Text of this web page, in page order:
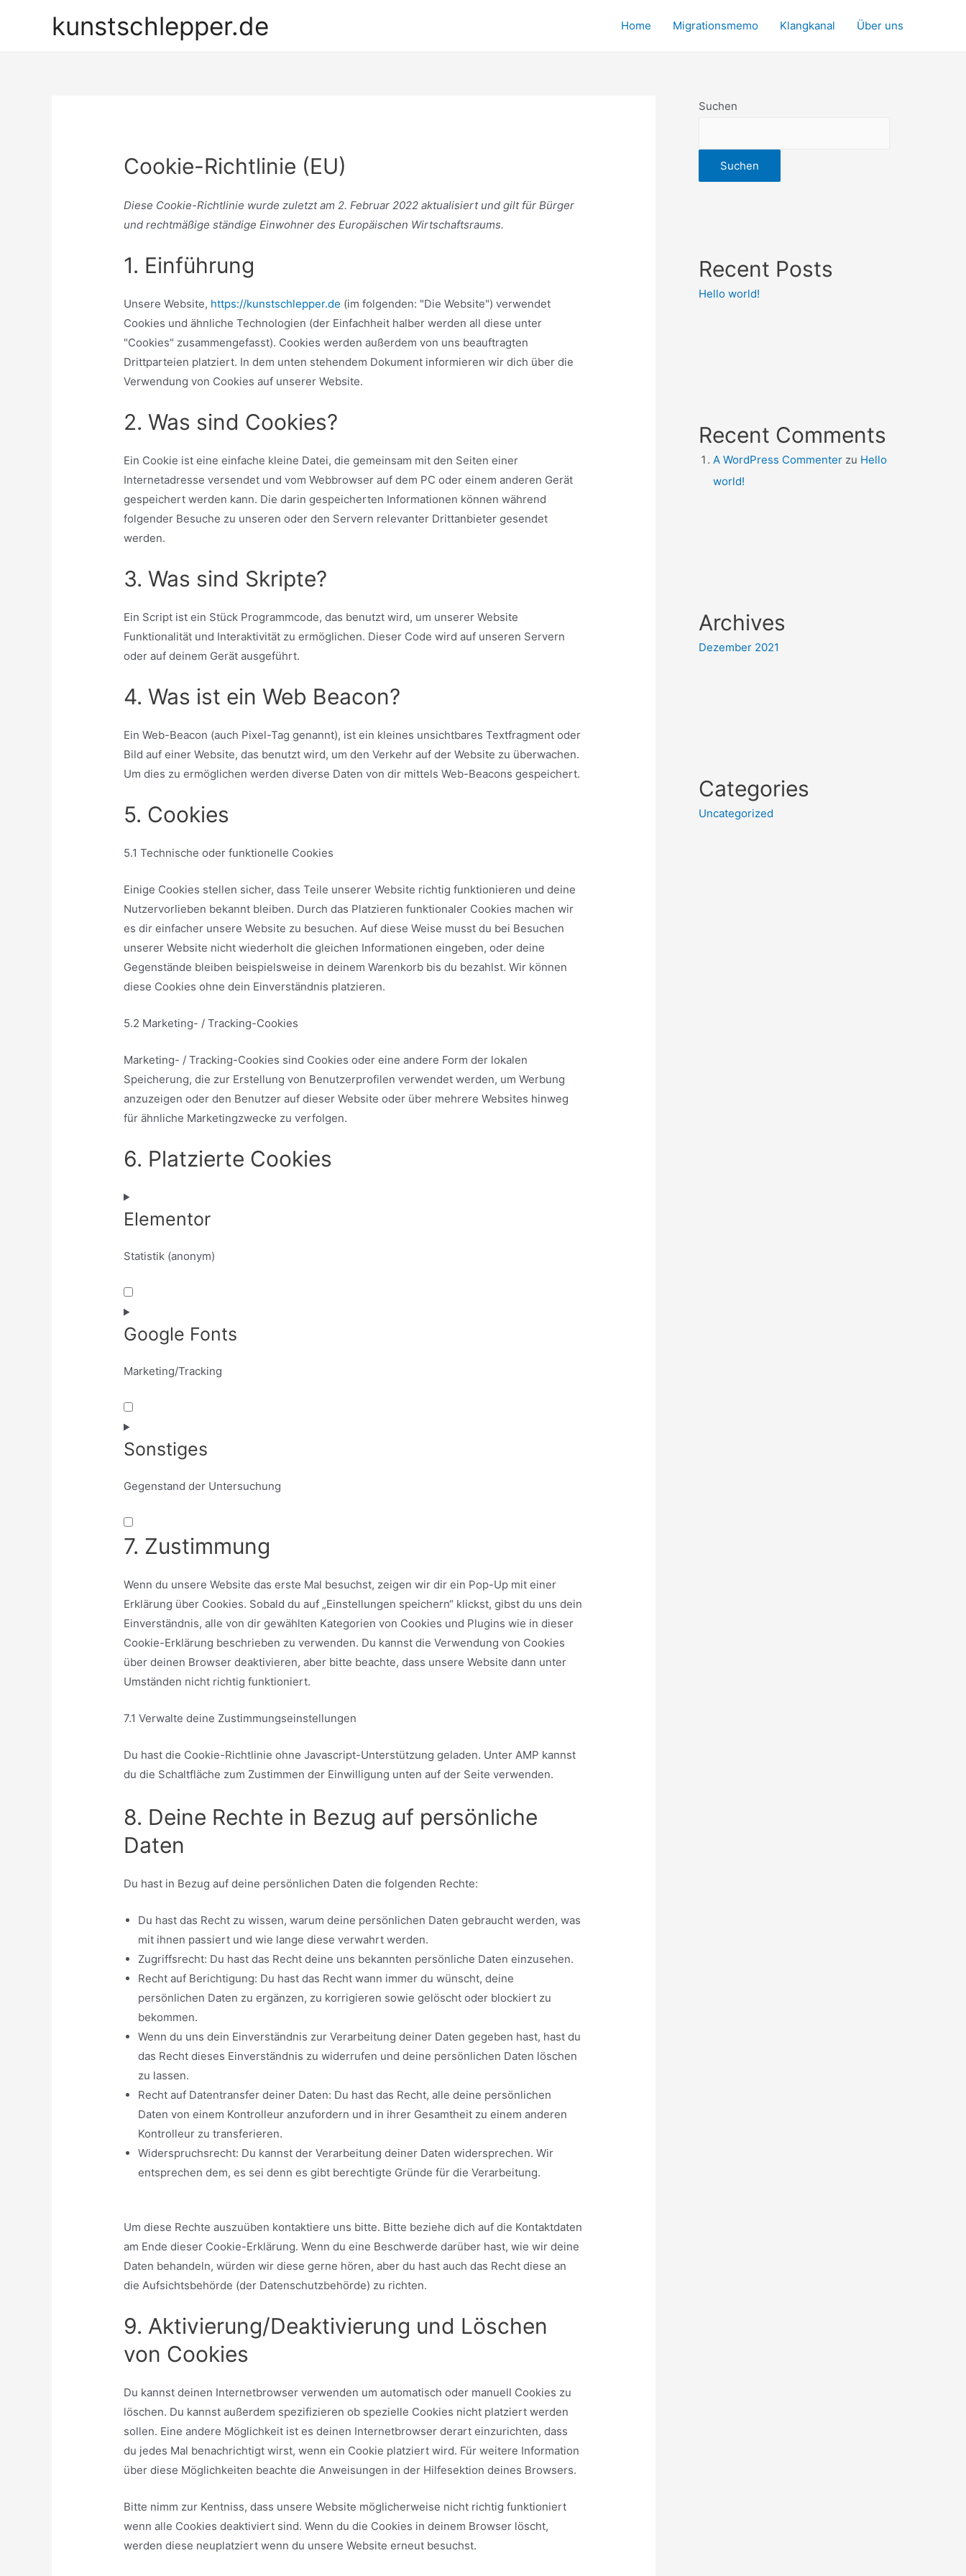
kunstschlepper.de Home Migrationsmemo Klangkanal Über uns
Cookie-Richtlinie (EU)
Diese Cookie-Richtlinie wurde zuletzt am 2. Februar 2022 aktualisiert und gilt für Bürger
und rechtmäßige ständige Einwohner des Europäischen Wirtschaftsraums.
1. Einführung
Unsere Website, https://kunstschlepper.de (im folgenden: "Die Website") verwendet
Cookies und ähnliche Technologien (der Einfachheit halber werden all diese unter
"Cookies" zusammengefasst). Cookies werden außerdem von uns beauftragten
Drittparteien platziert. In dem unten stehendem Dokument informieren wir dich über die
Verwendung von Cookies auf unserer Website.
2. Was sind Cookies?
Ein Cookie ist eine einfache kleine Datei, die gemeinsam mit den Seiten einer
Internetadresse versendet und vom Webbrowser auf dem PC oder einem anderen Gerät
gespeichert werden kann. Die darin gespeicherten Informationen können während
folgender Besuche zu unseren oder den Servern relevanter Drittanbieter gesendet
werden.
3. Was sind Skripte?
Ein Script ist ein Stück Programmcode, das benutzt wird, um unserer Website
Funktionalität und Interaktivität zu ermöglichen. Dieser Code wird auf unseren Servern
oder auf deinem Gerät ausgeführt.
4. Was ist ein Web Beacon?
Ein Web-Beacon (auch Pixel-Tag genannt), ist ein kleines unsichtbares Textfragment oder
Bild auf einer Website, das benutzt wird, um den Verkehr auf der Website zu überwachen.
Um dies zu ermöglichen werden diverse Daten von dir mittels Web-Beacons gespeichert.
5. Cookies
5.1 Technische oder funktionelle Cookies
Einige Cookies stellen sicher, dass Teile unserer Website richtig funktionieren und deine
Nutzervorlieben bekannt bleiben. Durch das Platzieren funktionaler Cookies machen wir
es dir einfacher unsere Website zu besuchen. Auf diese Weise musst du bei Besuchen
unserer Website nicht wiederholt die gleichen Informationen eingeben, oder deine
Gegenstände bleiben beispielsweise in deinem Warenkorb bis du bezahlst. Wir können
diese Cookies ohne dein Einverständnis platzieren.
5.2 Marketing- / Tracking-Cookies
Marketing- / Tracking-Cookies sind Cookies oder eine andere Form der lokalen
Speicherung, die zur Erstellung von Benutzerprofilen verwendet werden, um Werbung
anzuzeigen oder den Benutzer auf dieser Website oder über mehrere Websites hinweg
für ähnliche Marketingzwecke zu verfolgen.
6. Platzierte Cookies
Elementor
Statistik (anonym)
Google Fonts
Marketing/Tracking
Sonstiges
Gegenstand der Untersuchung
7. Zustimmung
Wenn du unsere Website das erste Mal besuchst, zeigen wir dir ein Pop-Up mit einer
Erklärung über Cookies. Sobald du auf „Einstellungen speichern“ klickst, gibst du uns dein
Einverständnis, alle von dir gewählten Kategorien von Cookies und Plugins wie in dieser
Cookie-Erklärung beschrieben zu verwenden. Du kannst die Verwendung von Cookies
über deinen Browser deaktivieren, aber bitte beachte, dass unsere Website dann unter
Umständen nicht richtig funktioniert.
7.1 Verwalte deine Zustimmungseinstellungen
Du hast die Cookie-Richtlinie ohne Javascript-Unterstützung geladen. Unter AMP kannst
du die Schaltfläche zum Zustimmen der Einwilligung unten auf der Seite verwenden.
8. Deine Rechte in Bezug auf persönliche
Daten
Du hast in Bezug auf deine persönlichen Daten die folgenden Rechte:
Du hast das Recht zu wissen, warum deine persönlichen Daten gebraucht werden, was
mit ihnen passiert und wie lange diese verwahrt werden.
Zugriffsrecht: Du hast das Recht deine uns bekannten persönliche Daten einzusehen.
Recht auf Berichtigung: Du hast das Recht wann immer du wünscht, deine
persönlichen Daten zu ergänzen, zu korrigieren sowie gelöscht oder blockiert zu
bekommen.
Wenn du uns dein Einverständnis zur Verarbeitung deiner Daten gegeben hast, hast du
das Recht dieses Einverständnis zu widerrufen und deine persönlichen Daten löschen
zu lassen.
Recht auf Datentransfer deiner Daten: Du hast das Recht, alle deine persönlichen
Daten von einem Kontrolleur anzufordern und in ihrer Gesamtheit zu einem anderen
Kontrolleur zu transferieren.
Widerspruchsrecht: Du kannst der Verarbeitung deiner Daten widersprechen. Wir
entsprechen dem, es sei denn es gibt berechtigte Gründe für die Verarbeitung.
Um diese Rechte auszuüben kontaktiere uns bitte. Bitte beziehe dich auf die Kontaktdaten
am Ende dieser Cookie-Erklärung. Wenn du eine Beschwerde darüber hast, wie wir deine
Daten behandeln, würden wir diese gerne hören, aber du hast auch das Recht diese an
die Aufsichtsbehörde (der Datenschutzbehörde) zu richten.
9. Aktivierung/Deaktivierung und Löschen
von Cookies
Du kannst deinen Internetbrowser verwenden um automatisch oder manuell Cookies zu
löschen. Du kannst außerdem spezifizieren ob spezielle Cookies nicht platziert werden
sollen. Eine andere Möglichkeit ist es deinen Internetbrowser derart einzurichten, dass
du jedes Mal benachrichtigt wirst, wenn ein Cookie platziert wird. Für weitere Information
über diese Möglichkeiten beachte die Anweisungen in der Hilfesektion deines Browsers.
Bitte nimm zur Kentniss, dass unsere Website möglicherweise nicht richtig funktioniert
wenn alle Cookies deaktiviert sind. Wenn du die Cookies in deinem Browser löscht,
werden diese neuplatziert wenn du unsere Website erneut besuchst.
Suchen
Suchen
Recent Posts
Hello world!
Recent Comments
A WordPress Commenter zu Hello
world!
Archives
Dezember 2021
Categories
Uncategorized